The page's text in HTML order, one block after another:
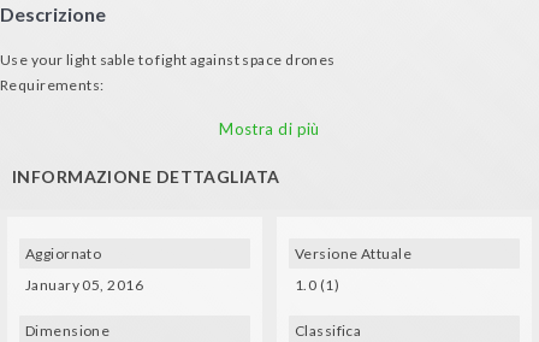
Descrizione
Use your light sable to fight against space drones
Requirements:
Mostra di più
INFORMAZIONE DETTAGLIATA
Aggiornato
January 05, 2016
Dimensione
Versione Attuale
1.0 (1)
Classifica